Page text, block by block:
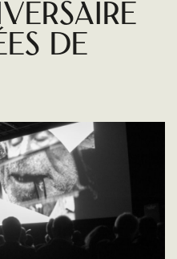
De